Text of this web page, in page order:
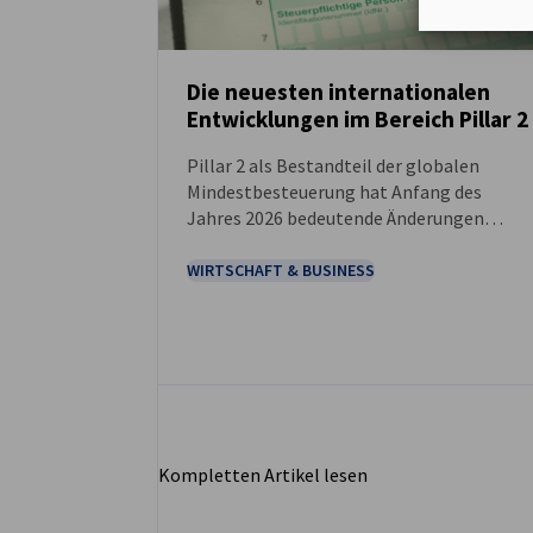
Die neuesten internationalen
Entwicklungen im Bereich Pillar 2
Pillar 2 als Bestandteil der globalen
Mindestbesteuerung hat Anfang des
Jahres 2026 bedeutende Änderungen
auf sehr ungewöhnliche Weise – nämlich in
Einhaltung der Vorschriften.
WIRTSCHAFT & BUSINESS
Kompletten Artikel lesen